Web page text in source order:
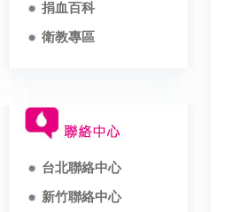
捐血百科
衛教專區
台北聯絡中心
新竹聯絡中心